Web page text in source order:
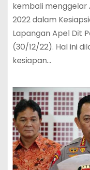
kembali menggelar
2022 dalam
Lapangan Apel Dit
(30/12/22). Hal ini
kesiapan…